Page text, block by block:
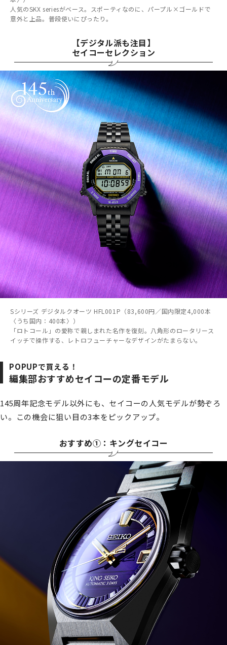
人気のSKX seriesがベース。スポーティなのに、パープル×ゴールドで
意外と上品。普段使いにぴったり。
【デジタル派も注目】
セイコーセレクション
Sシリーズ デジタルクオーツ HFL001P（83,600円／国内限定4,000本
〈うち国内：400本〉）
「ロトコール」の愛称で親しまれた名作を復刻。八角形のロータリース
イッチで操作する、レトロフューチャーなデザインがたまらない。
POPUPで買える！
編集部おすすめセイコーの定番モデル
145周年記念モデル以外にも、セイコーの人気モデルが勢ぞろ
い。この機会に狙い目の3本をピックアップ。
おすすめ①：キングセイコー